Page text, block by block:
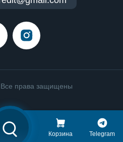
права защищены
Корзина Telegram